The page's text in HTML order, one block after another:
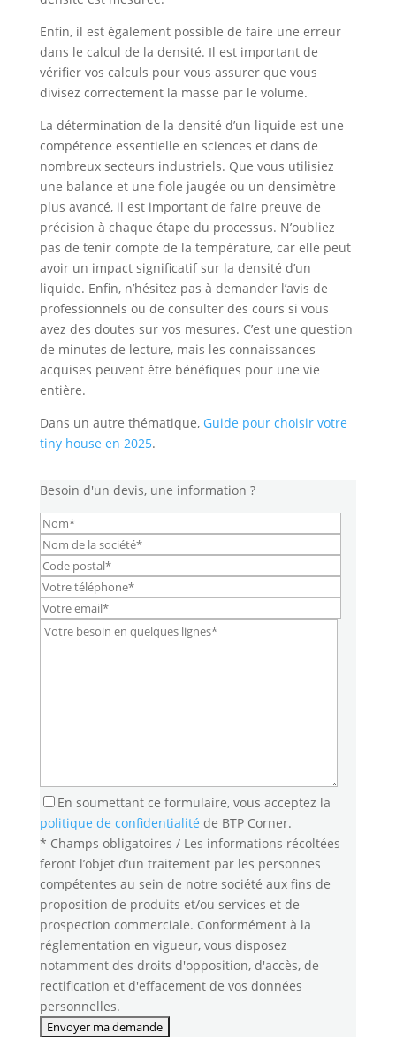
Enfin, il est également possible de faire une erreur
dans le calcul de la densité. Il est important de
vérifier vos calculs pour vous assurer que vous
divisez correctement la masse par le volume.
La détermination de la densité d’un liquide est une
compétence essentielle en sciences et dans de
nombreux secteurs industriels. Que vous utilisiez
une balance et une fiole jaugée ou un densimètre
plus avancé, il est important de faire preuve de
précision à chaque étape du processus. N’oubliez
pas de tenir compte de la température, car elle peut
avoir un impact significatif sur la densité d’un
liquide. Enfin, n’hésitez pas à demander l’avis de
professionnels ou de consulter des cours si vous
avez des doutes sur vos mesures. C’est une question
de minutes de lecture, mais les connaissances
acquises peuvent être bénéfiques pour une vie
entière.
Dans un autre thématique, Guide pour choisir votre
tiny house en 2025.
Besoin d'un devis, une information ?
En soumettant ce formulaire, vous acceptez la
politique de confidentialité de BTP Corner.
* Champs obligatoires / Les informations récoltées
feront l’objet d’un traitement par les personnes
compétentes au sein de notre société aux fins de
proposition de produits et/ou services et de
prospection commerciale. Conformément à la
réglementation en vigueur, vous disposez
notamment des droits d'opposition, d'accès, de
rectification et d'effacement de vos données
personnelles.